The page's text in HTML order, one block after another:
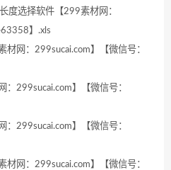
度选择软件【299素材网：
】.xls
网：299sucai.com】【微信号：
299sucai.com】【微信号：
299sucai.com】【微信号：
网：299sucai.com】【微信号：